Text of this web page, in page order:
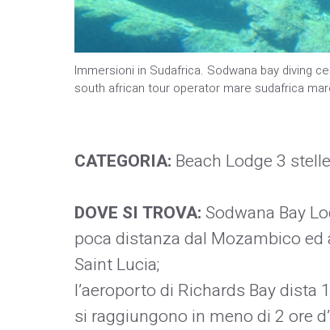
Immersioni in Sudafrica. Sodwana bay diving
south african tour operator mare sudafrica
CATEGORIA: Beach Lodge 3 stelle
DOVE SI TROVA:Sodwana Bay
poca distanza dal Mozambico
Saint Lucia;
l’aeroporto di Richards Bay
si raggiungono in meno di 2 ore